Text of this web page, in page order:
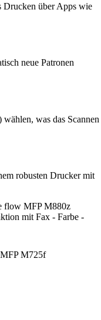
Drucken über Apps wie
neue Patronen
was das Scannen
robusten Drucker mit
flow MFP M880z
mit Fax - Farbe -
M725f